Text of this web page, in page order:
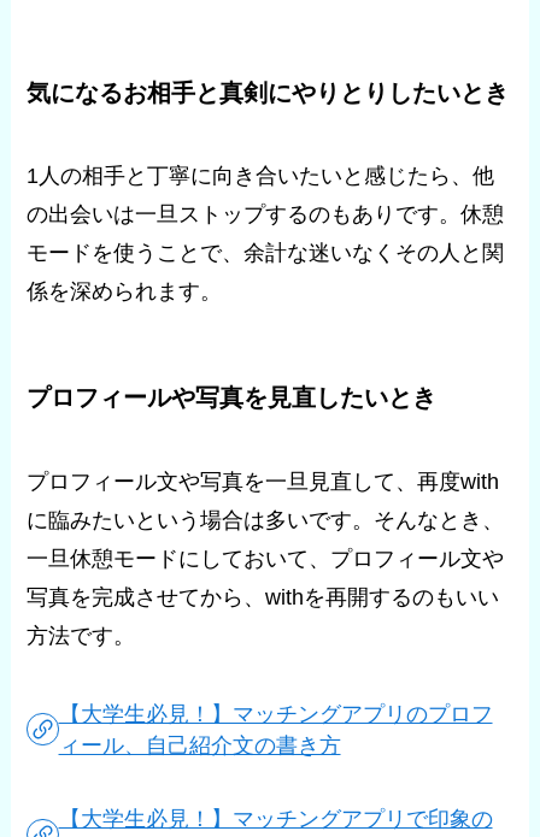
気になるお相手と真剣にやりとりしたいとき
1人の相手と丁寧に向き合いたいと感じたら、他
の出会いは一旦ストップするのもありです。休憩
モードを使うことで、余計な迷いなくその人と関
係を深められます。
プロフィールや写真を見直したいとき
プロフィール文や写真を一旦見直して、再度with
に臨みたいという場合は多いです。そんなとき、
一旦休憩モードにしておいて、プロフィール文や
写真を完成させてから、withを再開するのもいい
方法です。
【大学生必見！】マッチングアプリのプロフ
ィール、自己紹介文の書き方
【大学生必見！】マッチングアプリで印象の